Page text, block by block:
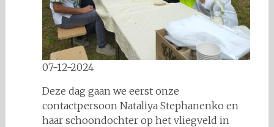
07-12-2024
Deze dag gaan we eerst onze
contactpersoon Nataliya Stephanenko en
haar schoondochter op het vliegveld in